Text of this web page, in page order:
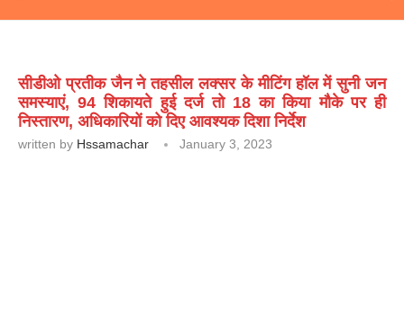
सीडीओ प्रतीक जैन ने तहसील लक्सर के मीटिंग हॉल में सुनी जन
समस्याएं, 94 शिकायते हुई दर्ज तो 18 का किया मौके पर ही
निस्तारण, अधिकारियों को दिए आवश्यक दिशा निर्देश
written by Hssamachar January 3, 2023